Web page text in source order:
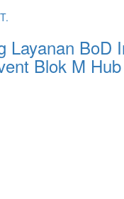
Layanan BoD
Blok M